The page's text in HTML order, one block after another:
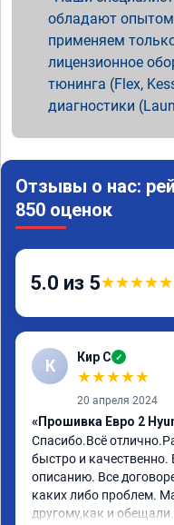
обладают
применяем
лицензионное
тюнинга (Flex,
диагностики
Отзывы о нас:
850 оценок
5.0 из 5★★★★★
К Кир С ✓
★★★★★
20 апреля 2024
«Прошивка Евро 2
Спасибо.Всё
быстро и качественно.
описанию. Все
каких либо проблем.
другому,как и